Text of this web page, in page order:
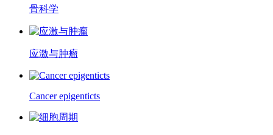
骨科学
应激与肿瘤
Cancer epigenticts